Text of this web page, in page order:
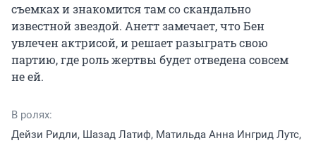
съемках и знакомится там со скандально
известной звездой. Анетт замечает, что Бен
увлечен актрисой, и решает разыграть свою
партию, где роль жертвы будет отведена совсем
не ей.
В ролях:
Дейзи Ридли, Шазад Латиф, Матильда Анна Ингрид Лутс,